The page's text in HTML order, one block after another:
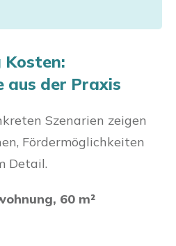
Kosten:
aus der Praxis
Szenarien zeigen
Fördermöglichkeiten
Detail.
60 m²